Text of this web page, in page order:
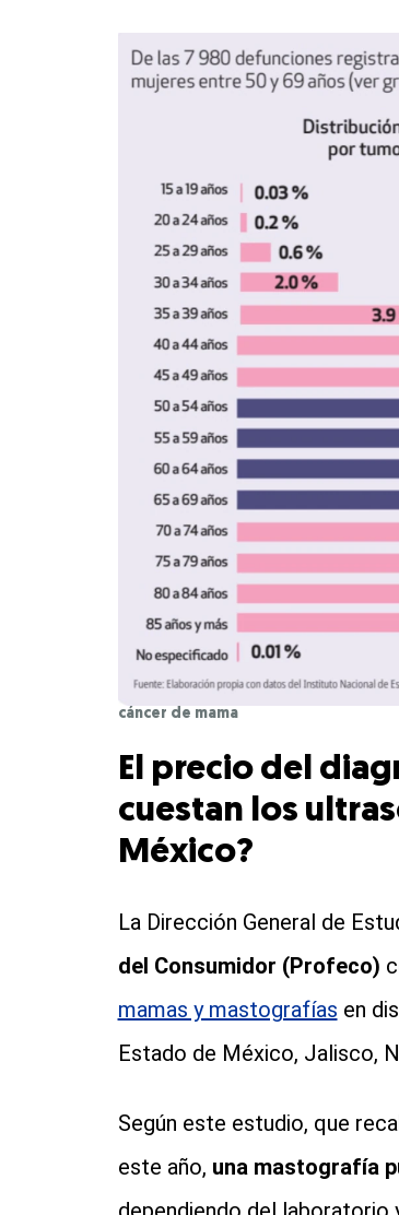
cáncer de mama
El precio del
cuestan los
México?
La Dirección General de
del Consumidor (Profeco)
mamas y mastografías en
Estado de México, Jalisco,
Según este estudio, que
este año, una mastografía